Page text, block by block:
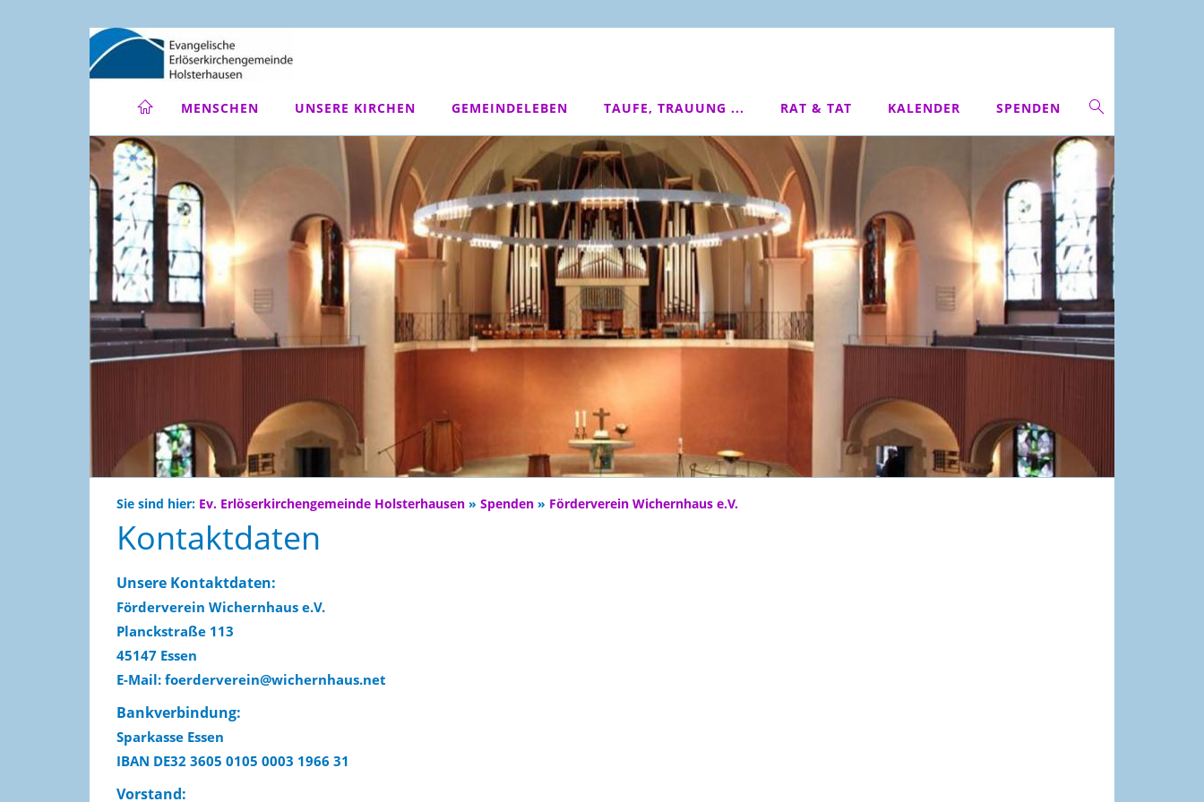
MENSCHEN UNSERE KIRCHEN GEMEINDELEBEN TAUFE, TRAUUNG ... RAT & TAT KALENDER SPENDEN
Sie sind hier: Ev. Erlöserkirchengemeinde Holsterhausen » Spenden » Förderverein Wichernhaus e.V.
Kontaktdaten
Unsere Kontaktdaten:
Förderverein Wichernhaus e.V.
Planckstraße 113
45147 Essen
E-Mail: foerderverein@wichernhaus.net
Bankverbindung:
Sparkasse Essen
IBAN DE32 3605 0105 0003 1966 31
Vorstand: